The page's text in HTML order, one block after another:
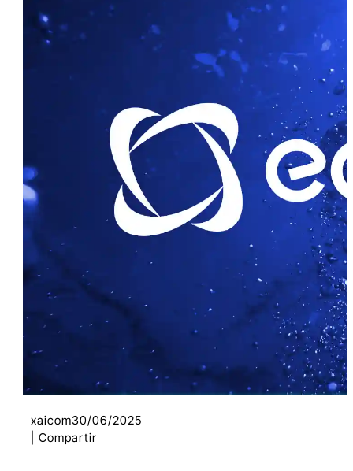
Cómo Convertimos EcoClean Tenerife
en un Imán de clientes con una Web a
medida
La Receta: Tecnología +
Diseño que Convence y
Convierte
Lecciones para Tu Negocio
xaicom30/06/2025
| Compartir